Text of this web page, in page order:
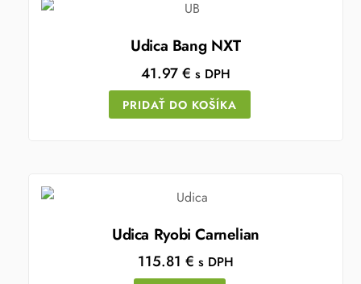
Udica Bang NXT
41.97€ s DPH
PRIDAŤ DO KOŠÍKA
Udica Ryobi Carnelian
115.81 € s DPH